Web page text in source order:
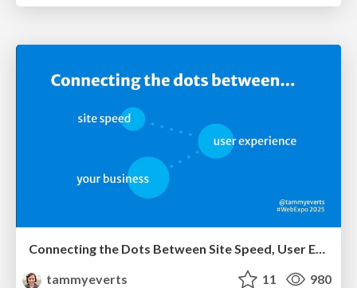
Connecting the Dots Between Site Speed, User Experience & Your Business [WebExpo 2025]
tammyeverts
11 980